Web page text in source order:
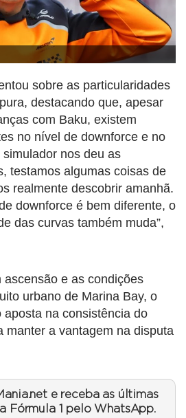
sobre as particularidades
destacando que, apesar
com Baku, existem
no nível de downforce e no
simulador nos deu as
testamos algumas coisas de
realmente descobrir amanhã.
downforce é bem diferente, o
das curvas também muda”,
ascensão e as condições
urbano de Marina Bay, o
aposta na consistência do
manter a vantagem na disputa
e receba as últimas
Fórmula 1 pelo WhatsApp.